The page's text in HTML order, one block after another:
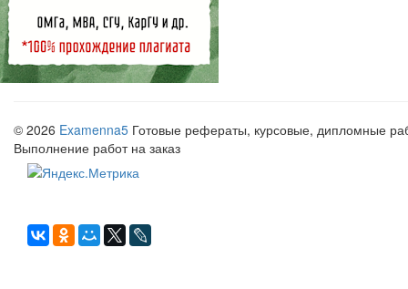
© 2026 Examenna5 Готовые рефераты, курсовые, дипломные
Выполнение работ на заказ